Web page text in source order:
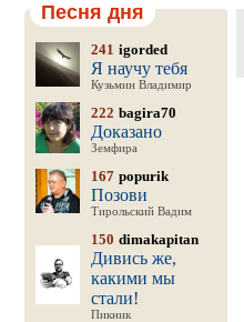
Песня дня
241 igorded
Я научу тебя
Кузьмин Владимир
222 bagira70
Доказано
Земфира
167 popurik
Позови
Тирольский Вадим
150 dimakapitan
Дивись же,
какими мы
стали!
Пикник